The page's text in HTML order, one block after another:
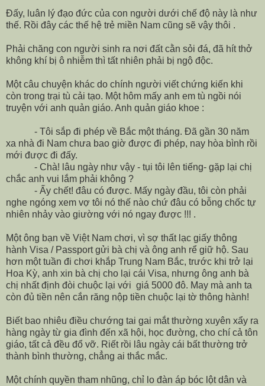
Đấy, luân lý đạo đức của con người dưới chế độ này là như
thế. Rồi đây các thế hệ trẻ miền Nam cũng sẽ vậy thôi .
Phải chăng con người sinh ra nơi đất cằn sỏi đá, đã hít thở
không khí bị ô nhiễm thì tất nhiên phải bị ngộ độc.
Một câu chuyện khác do chính người viết chứng kiến khi
còn trong trại tù cải tạo. Một hôm mấy anh em tù ngồi nói
truyện với anh quản giáo. Anh quản giáo khoe :
- Tôi sắp đi phép về Bắc một tháng. Đã gần 30 năm
xa nhà đi Nam chưa bao giờ được đi phép, nay hòa bình rồi
mới được đi đấy.
- Chà! lâu ngày như vậy - tụi tôi lên tiếng- gặp lại chị
chắc anh vui lắm phải không ?
- Ấy chết! đâu có được. Mấy ngày đầu, tôi còn phải
nghe ngóng xem vợ tôi nó thế nào chứ đâu có bỗng chốc tự
nhiên nhảy vào giường với nó ngay được !!! .
Một ông bạn về Việt Nam chơi, vì sợ thất lạc giấy thông
hành Visa / Passport gửi bà chị và ông anh rể giữ hộ. Sau
hơn một tuần đi chơi khắp Trung Nam Bắc, trước khi trở lại
Hoa Kỳ, anh xin bà chị cho lại cái Visa, nhưng ông anh bà
chị nhất định đòi chuộc lại với giá 5000 đô. May mà anh ta
còn đủ tiền nên cắn răng nộp tiền chuộc lại tờ thông hành!
Biết bao nhiêu điều chướng tai gai mắt thường xuyên xẩy ra
hàng ngày từ gia đình đến xã hội, học đường, cho chí cả tôn
giáo, tất cả đều đổ vỡ. Riết rồi lâu ngày cái bất thường trở
thành bình thường, chẳng ai thắc mắc.
Một chính quyền tham nhũng, chỉ lo đàn áp bóc lột dân và